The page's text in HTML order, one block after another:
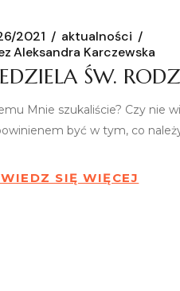
2021
aktualności
Aleksandra Karczewska
ŚW.
Mnie szukaliście? Czy nie
być w tym, co
SIĘ WIĘCEJ